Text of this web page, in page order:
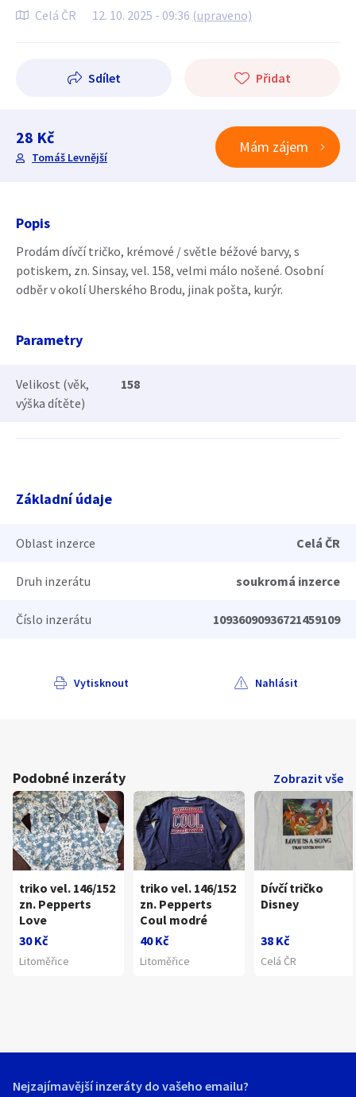
Celá ČR 12. 10. 2025 - 09:36 (upraveno)
Sdílet Přidat
28 Kč
Tomáš Levnější
Mám zájem
Popis
Prodám dívčí tričko, krémové / světle béžové barvy, s
potiskem, zn. Sinsay, vel. 158, velmi málo nošené. Osobní
odběr v okolí Uherského Brodu, jinak pošta, kurýr.
Parametry
Velikost (věk,
výška dítěte)
158
Základní údaje
Oblast inzerce Celá ČR
Druh inzerátu soukromá inzerce
Číslo inzerátu 10936090936721459109
Vytisknout Nahlásit
Podobné inzeráty Zobrazit vše
triko vel. 146/152
zn. Pepperts
Love
30 Kč
Litoměřice
triko vel. 146/152
zn. Pepperts
Coul modré
40 Kč
Litoměřice
Dívčí tričko
Disney
38 Kč
Celá ČR
Nejzajímavější inzeráty do vašeho emailu?